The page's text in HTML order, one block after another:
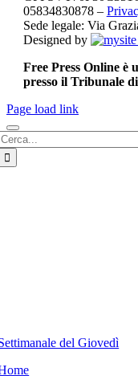
05834830878 –
Sede legale: Via
Designed by
Free Press Online è
presso il Tribunale
Page load link
del Giovedì